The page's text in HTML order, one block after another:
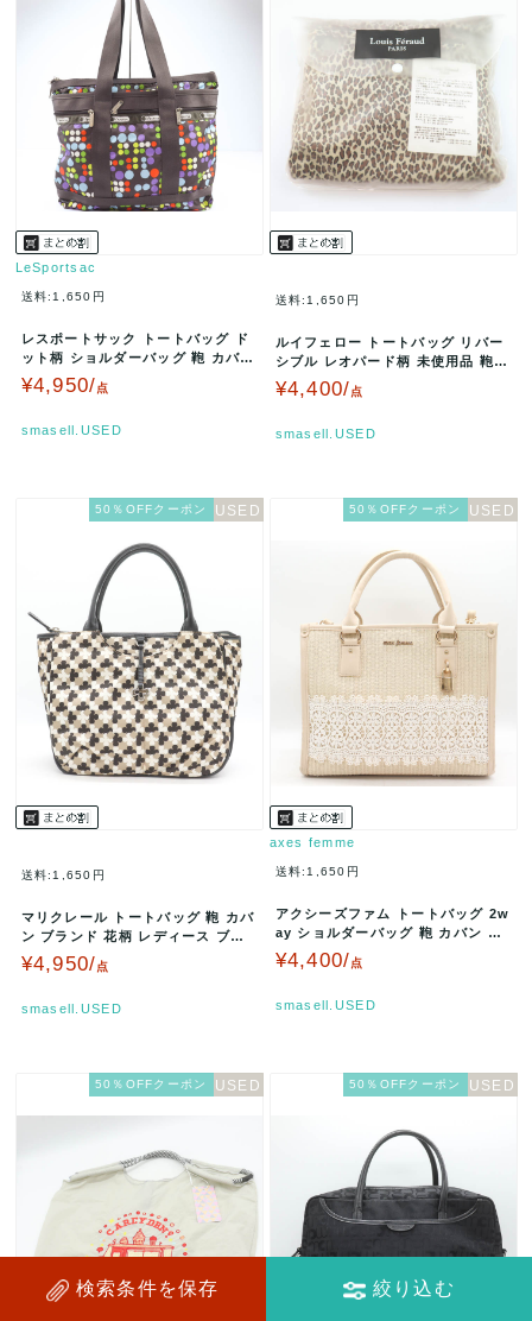
LeSportsac
送料:1,650円
レスポートサック トートバッグ ド
ット柄 ショルダーバッグ 鞄 カバン
ブランド レディース ブラウ…
¥4,950/点
smasell.USED
送料:1,650円
ルイフェロー トートバッグ リバー
シブル レオパード柄 未使用品 鞄
カバン ブランド レディース …
¥4,400/点
smasell.USED
50％OFFクーポン
送料:1,650円
マリクレール トートバッグ 鞄 カバ
ン ブランド 花柄 レディース ブラ
ウン×ベージュ maricl…
¥4,950/点
smasell.USED
50％OFFクーポン
axes femme
送料:1,650円
アクシーズファム トートバッグ 2w
ay ショルダーバッグ 鞄 カバン ブ
ランド レディース ベージ…
¥4,400/点
smasell.USED
50％OFFクーポン 50％OFFクーポン
検索条件を保存 絞り込む